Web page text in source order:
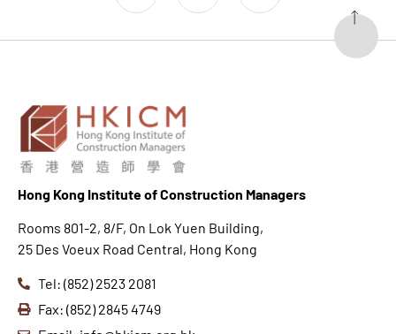
Hong Kong Institute of Construction Managers
Rooms 801-2, 8/F, On Lok Yuen Building,
25 Des Voeux Road Central, Hong Kong
Tel: (852) 2523 2081
Fax: (852) 2845 4749